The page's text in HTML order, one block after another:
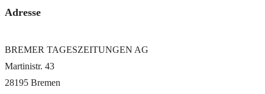
Adresse
BREMER TAGESZEITUNGEN AG
Martinistr. 43
28195 Bremen